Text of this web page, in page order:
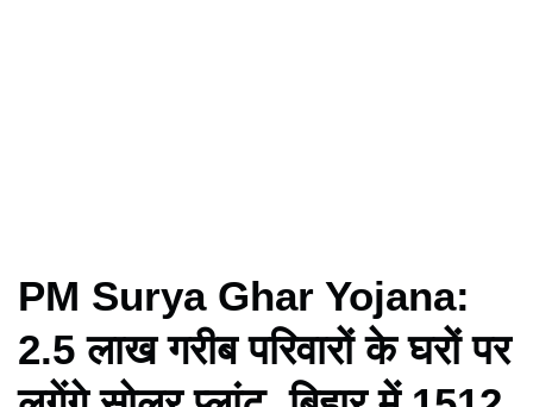
PM Surya Ghar Yojana:
2.5 लाख गरीब परिवारों के घरों पर